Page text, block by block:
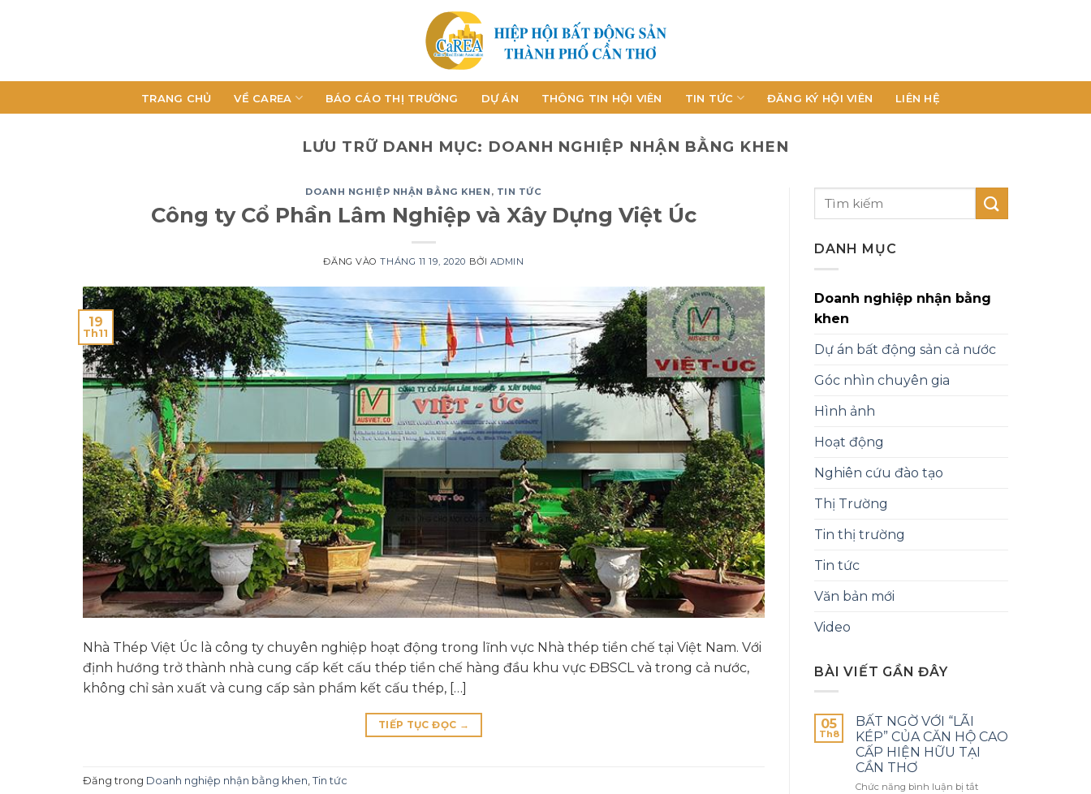
TRANG CHỦ VỀ CAREA BÁO CÁO THỊ TRƯỜNG DỰ ÁN THÔNG TIN HỘI VIÊN TIN TỨC ĐĂNG KÝ HỘI VIÊN LIÊN HỆ
LƯU TRỮ DANH MỤC: DOANH NGHIỆP NHẬN BẰNG KHEN
DOANH NGHIỆP NHẬN BẰNG KHEN , TIN TỨC
Công ty Cổ Phần Lâm Nghiệp và Xây Dựng Việt Úc
ĐĂNG VÀOTHÁNG 11 19, 2020 BỞI ADMIN
19
Th11
Nhà Thép Việt Úc là công ty chuyên nghiệp hoạt động trong lĩnh vực Nhà thép tiền chế tại Việt Nam. Với
định hướng trở thành nhà cung cấp kết cấu thép tiền chế hàng đầu khu vực ĐBSCL và trong cả nước,
không chỉ sản xuất và cung cấp sản phẩm kết cấu thép, […]
TIẾP TỤC ĐỌC →
Đăng trong Doanh nghiệp nhận bằng khen Tin tức
DANH MỤC
Doanh nghiệp nhận bằng
khen
Dự án bất động sản cả nước
Góc nhìn chuyên gia
Hình ảnh
Hoạt động
Nghiên cứu đào tạo
Thị Trường
Tin thị trường
Tin tức
Văn bản mới
Video
BÀI VIẾT GẦN ĐÂY
05
Th8
BẤT NGỜ VỚI “LÃI
KÉP” CỦA CĂN HỘ CAO
CẤP HIỆN HỮU TẠI
CẦN THƠ
Chức năng bình luận bị tắt